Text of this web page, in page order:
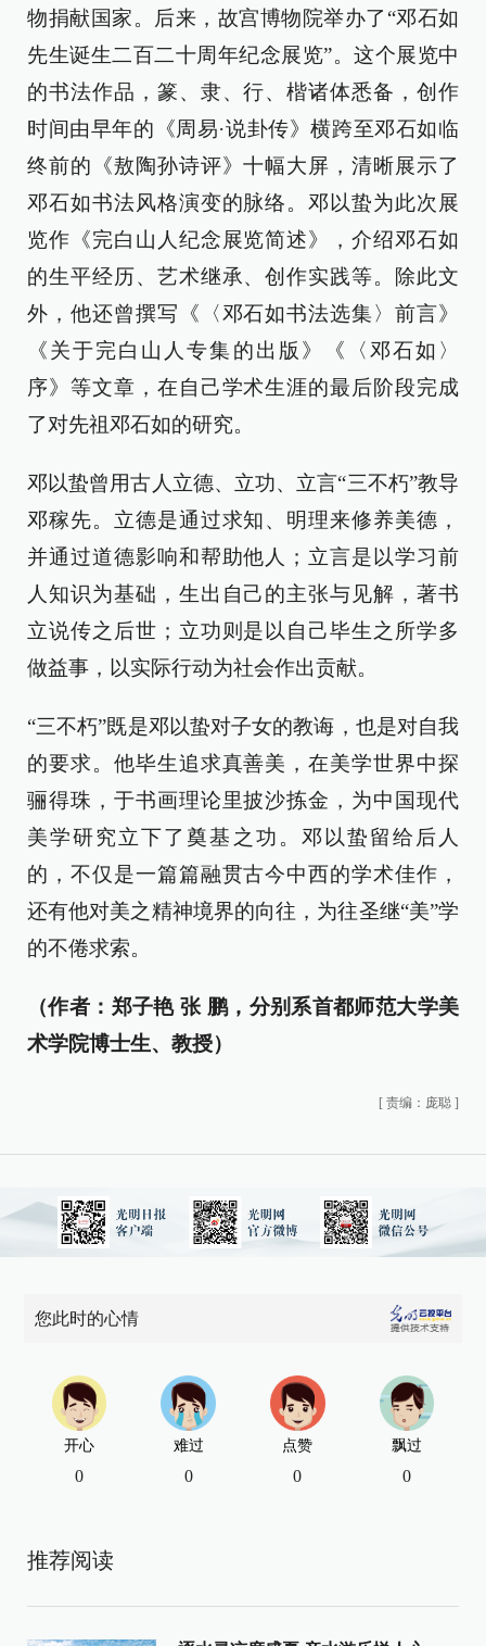
物捐献国家。后来，故宫博物院举办了“邓石如
先生诞生二百二十周年纪念展览”。这个展览中
的书法作品，篆、隶、行、楷诸体悉备，创作
时间由早年的《周易·说卦传》横跨至邓石如临
终前的《敖陶孙诗评》十幅大屏，清晰展示了
邓石如书法风格演变的脉络。邓以蛰为此次展
览作《完白山人纪念展览简述》，介绍邓石如
的生平经历、艺术继承、创作实践等。除此文
外，他还曾撰写《〈邓石如书法选集〉前言》
《关于完白山人专集的出版》《〈邓石如〉
序》等文章，在自己学术生涯的最后阶段完成
了对先祖邓石如的研究。
邓以蛰曾用古人立德、立功、立言“三不朽”教导
邓稼先。立德是通过求知、明理来修养美德，
并通过道德影响和帮助他人；立言是以学习前
人知识为基础，生出自己的主张与见解，著书
立说传之后世；立功则是以自己毕生之所学多
做益事，以实际行动为社会作出贡献。
“三不朽”既是邓以蛰对子女的教诲，也是对自我
的要求。他毕生追求真善美，在美学世界中探
骊得珠，于书画理论里披沙拣金，为中国现代
美学研究立下了奠基之功。邓以蛰留给后人
的，不仅是一篇篇融贯古今中西的学术佳作，
还有他对美之精神境界的向往，为往圣继“美”学
的不倦求索。
（作者：郑子艳 张 鹏，分别系首都师范大学美
术学院博士生、教授）
[ 责编：庞聪 ]
您此时的心情
开心
0
难过
0
点赞
0
飘过
0
推荐阅读